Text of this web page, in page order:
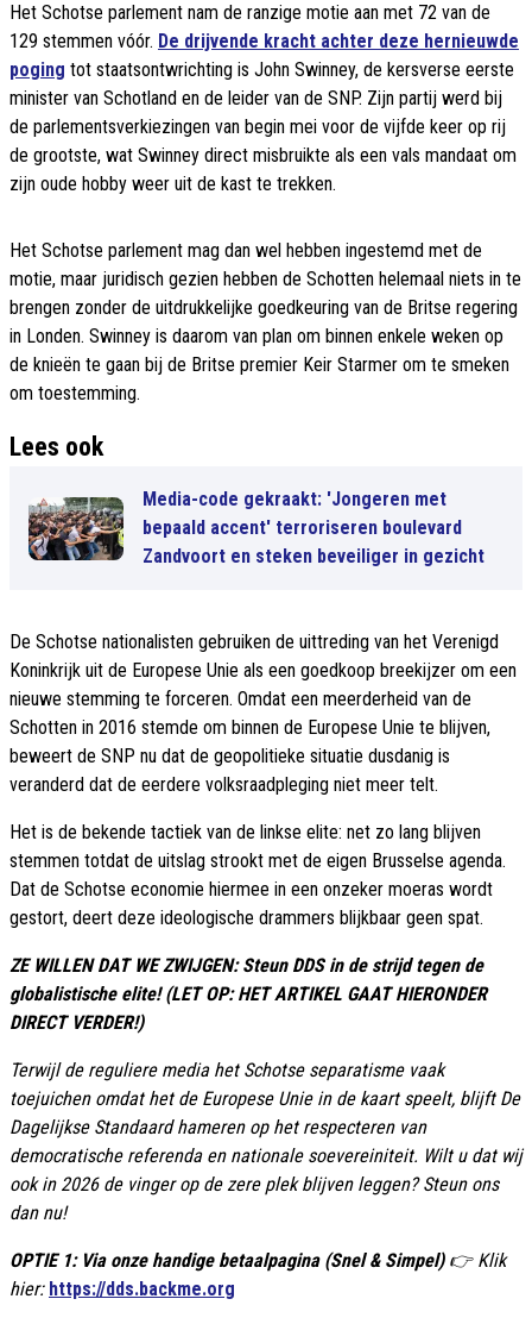
Het Schotse parlement nam de ranzige motie aan met 72 van de
129 stemmen vóór. De drijvende kracht achter deze hernieuwde
poging tot staatsontwrichting is John Swinney, de kersverse eerste
minister van Schotland en de leider van de SNP. Zijn partij werd bij
de parlementsverkiezingen van begin mei voor de vijfde keer op rij
de grootste, wat Swinney direct misbruikte als een vals mandaat om
zijn oude hobby weer uit de kast te trekken.
Het Schotse parlement mag dan wel hebben ingestemd met de
motie, maar juridisch gezien hebben de Schotten helemaal niets in te
brengen zonder de uitdrukkelijke goedkeuring van de Britse regering
in Londen. Swinney is daarom van plan om binnen enkele weken op
de knieën te gaan bij de Britse premier Keir Starmer om te smeken
om toestemming.
Lees ook
Media-code gekraakt: 'Jongeren met
bepaald accent' terroriseren boulevard
Zandvoort en steken beveiliger in gezicht
De Schotse nationalisten gebruiken de uittreding van het Verenigd
Koninkrijk uit de Europese Unie als een goedkoop breekijzer om een
nieuwe stemming te forceren. Omdat een meerderheid van de
Schotten in 2016 stemde om binnen de Europese Unie te blijven,
beweert de SNP nu dat de geopolitieke situatie dusdanig is
veranderd dat de eerdere volksraadpleging niet meer telt.
Het is de bekende tactiek van de linkse elite: net zo lang blijven
stemmen totdat de uitslag strookt met de eigen Brusselse agenda.
Dat de Schotse economie hiermee in een onzeker moeras wordt
gestort, deert deze ideologische drammers blijkbaar geen spat.
ZE WILLEN DAT WE ZWIJGEN: Steun DDS in de strijd tegen de
globalistische elite! (LET OP: HET ARTIKEL GAAT HIERONDER
DIRECT VERDER!)
Terwijl de reguliere media het Schotse separatisme vaak
toejuichen omdat het de Europese Unie in de kaart speelt, blijft De
Dagelijkse Standaard hameren op het respecteren van
democratische referenda en nationale soevereiniteit. Wilt u dat wij
ook in 2026 de vinger op de zere plek blijven leggen? Steun ons
dan nu!
OPTIE 1: Via onze handige betaalpagina (Snel & Simpel) 👉 Klik
hier: https://dds.backme.org